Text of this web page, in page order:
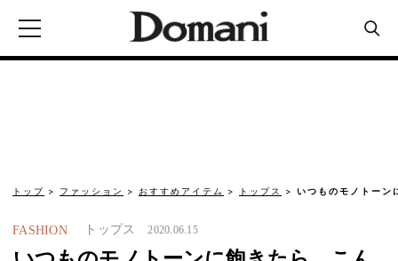
トップ ファッション おすすめアイテム トップス いつものモノトーン
FASHION トップス 2020.06.15